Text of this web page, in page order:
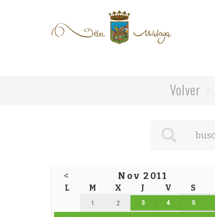
Volver
< Nov 2011
L M X J V S
1 2 3 4 5